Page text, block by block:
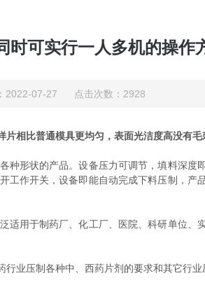
时可实行一人多机的操作
2022-07-27 点击次数：2928
相比普通模具更均匀，表面光洁度高没有毛
形状的产品。设备压力可调节，填料深度
作开关，设备即能自动完成下料压制，
用于制药厂、化工厂、医院、科研单位、
压制各种中、西药片剂的要求和其它行业